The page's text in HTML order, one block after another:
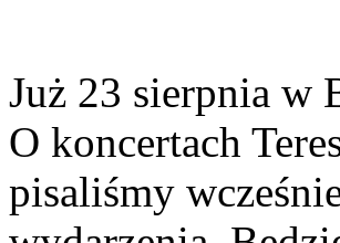
Już 23 sierpnia w
O koncertach
pisaliśmy